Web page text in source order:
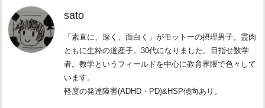
sato
「素直に、深く、面白く」がモットーの摂理男子。霊肉
ともに生粋の道産子。30代になりました。目指せ数学
者。数学というフィールドを中心に教育界隈で色々して
います。
軽度の発達障害(ADHD・PD)&HSP傾向あり。